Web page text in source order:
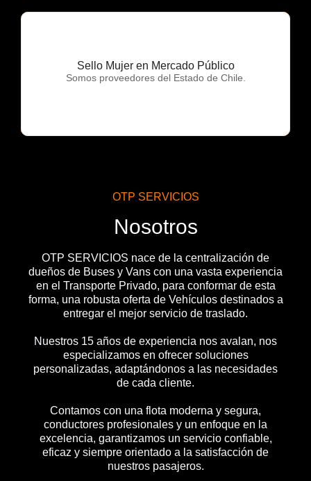
Sello Mujer en Mercado Público
Somos proveedores del Estado de Chile.
OTP Servicios
OTP SERVICIOS
Nosotros
OTP SERVICIOS nace de la centralización de
dueños de Buses y Vans con una vasta experiencia
en el Transporte Privado, para conformar de esta
forma, una robusta oferta de Vehículos destinados a
entregar el mejor servicio de traslado.
Nuestros 15 años de experiencia nos avalan, nos
especializamos en ofrecer soluciones
personalizadas, adaptándonos a las necesidades
de cada cliente.
Contamos con una flota moderna y segura,
conductores profesionales y un enfoque en la
excelencia, garantizamos un servicio confiable,
eficaz y siempre orientado a la satisfacción de
nuestros pasajeros.